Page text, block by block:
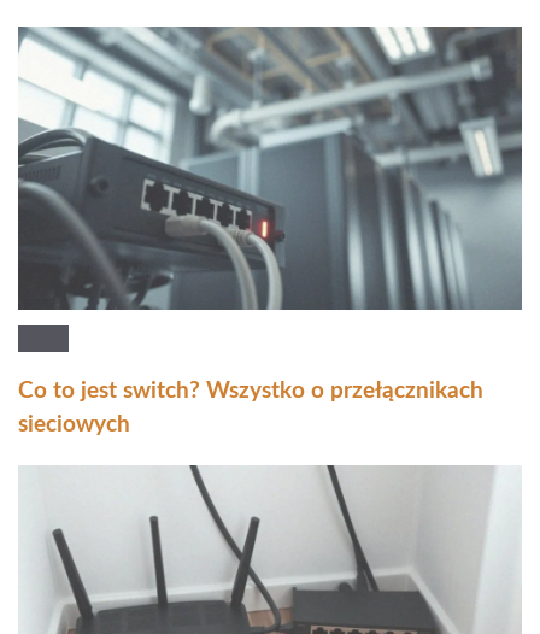
Co to jest switch? Wszystko o przełącznikach
sieciowych